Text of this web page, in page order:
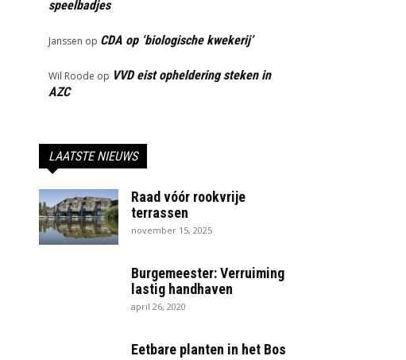
speelbadjes
Janssen op CDA op ‘biologische kwekerij’
Wil Roode op VVD eist opheldering steken in
AZC
LAATSTE NIEUWS
Raad vóór rookvrije
terrassen
november 15, 2025
Burgemeester: Verruiming
lastig handhaven
april 26, 2020
Eetbare planten in het Bos